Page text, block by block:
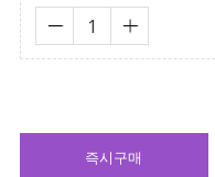
즉시구매